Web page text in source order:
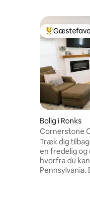
Bedste
Bolig i Ronks
Cornerstone
Træk dig
en fredelig og
hvorfra du
moderne
terrasse